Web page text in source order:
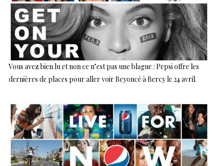
Vous avez bien lu et non ce n’est pas une blague : Pepsi offre les
dernières de places pour aller voir Beyoncé à Bercy le 24 avril.